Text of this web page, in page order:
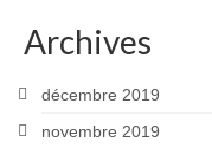
Archives
décembre 2019
novembre 2019